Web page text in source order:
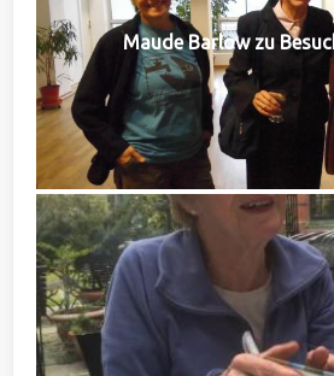
Maude Barlow zu